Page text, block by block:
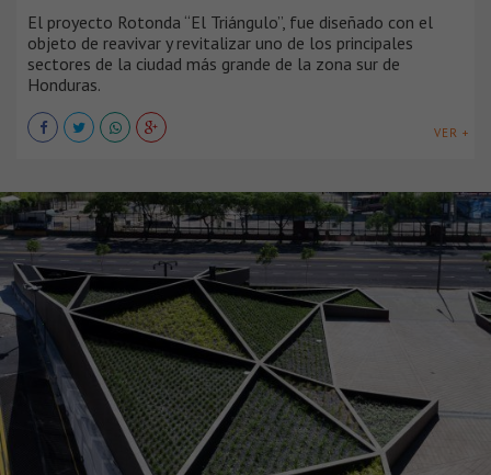
El proyecto Rotonda “El Triángulo”, fue diseñado con el
objeto de reavivar y revitalizar uno de los principales
sectores de la ciudad más grande de la zona sur de
Honduras.
VER +